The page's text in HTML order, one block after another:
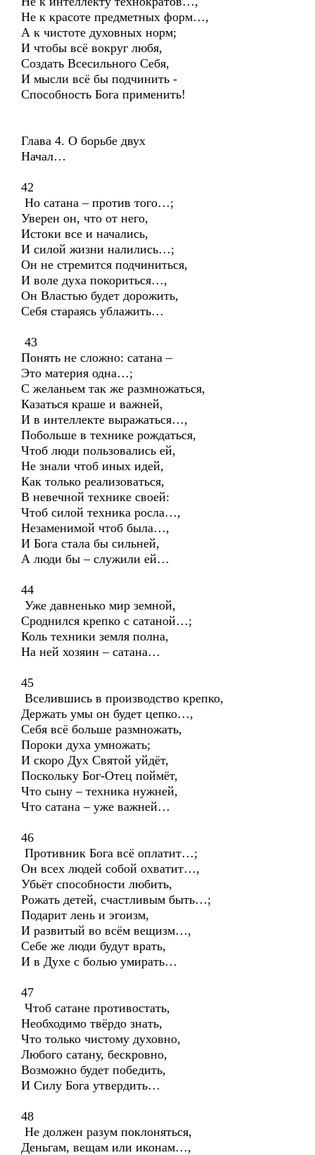
Не к красоте предметных форм…,
А к чистоте духовных норм;
И чтобы всё вокруг любя,
Создать Всесильного Себя,
И мысли всё бы подчинить -
Способность Бога применить!
Глава 4. О борьбе двух
Начал…
42
Но сатана – против того…;
Уверен он, что от него,
Истоки все и начались,
И силой жизни налились…;
Он не стремится подчиниться,
И воле духа покориться…,
Он Властью будет дорожить,
Себя стараясь ублажить…
43
Понять не сложно: сатана –
Это материя одна…;
С желаньем так же размножаться,
Казаться краше и важней,
И в интеллекте выражаться…,
Побольше в технике рождаться,
Чтоб люди пользовались ей,
Не знали чтоб иных идей,
Как только реализоваться,
В невечной технике своей:
Чтоб силой техника росла…,
Незаменимой чтоб была…,
И Бога стала бы сильней,
А люди бы – служили ей…
44
Уже давненько мир земной,
Сроднился крепко с сатаной…;
Коль техники земля полна,
На ней хозяин – сатана…
45
Вселившись в производство крепко,
Держать умы он будет цепко…,
Себя всё больше размножать,
Пороки духа умножать;
И скоро Дух Святой уйдёт,
Поскольку Бог-Отец поймёт,
Что сыну – техника нужней,
Что сатана – уже важней…
46
Противник Бога всё оплатит…;
Он всех людей собой охватит…,
Убьёт способности любить,
Рожать детей, счастливым быть…;
Подарит лень и эгоизм,
И развитый во всём вещизм…,
Себе же люди будут врать,
И в Духе с болью умирать…
47
Чтоб сатане противостать,
Необходимо твёрдо знать,
Что только чистому духовно,
Любого сатану, бескровно,
Возможно будет победить,
И Силу Бога утвердить…
48
Не должен разум поклоняться,
Деньгам, вещам или иконам…,